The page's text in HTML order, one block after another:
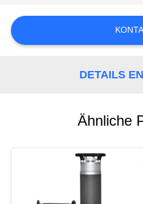
FORDERN
SIE EIN
POLICY
DETAILS
Ähnliche